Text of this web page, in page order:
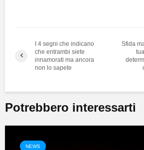
I 4 segni che indicano
che entrambi siete
innamorati ma ancora
non lo sapete
Sfida
Potrebbero interessarti
NEWS